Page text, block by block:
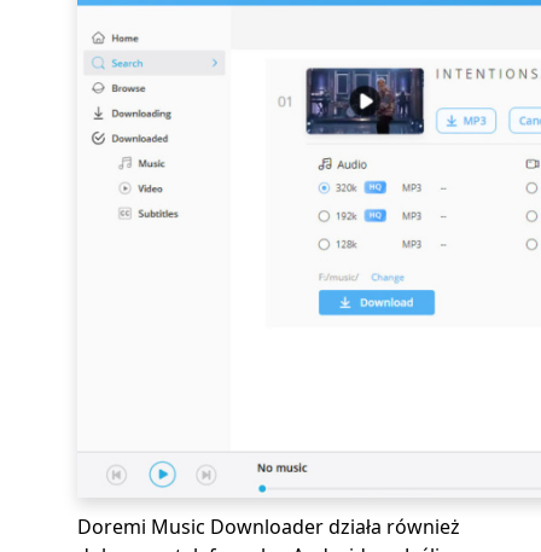
Doremi Music Downloader działa również